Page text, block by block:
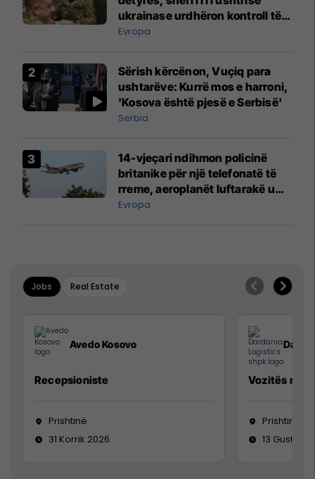
ukrainase urdhëron kontroll të
madh
Evropa
Sërish kërcënon, Vuçiq para
ushtarëve: Kurrë mos e harroni,
'Kosova është pjesë e Serbisë'
Serbia
14-vjeçari ndihmon policinë
britanike për një telefonatë të
rreme, aeroplanët luftarakë u
ngritën në ajër për të
Evropa
Jobs Real Estate
Avedo Kosovo
Recepsioniste
Prishtinë
31 Korrik 2026
Vozitës me
Prishtinë
13 Gusht